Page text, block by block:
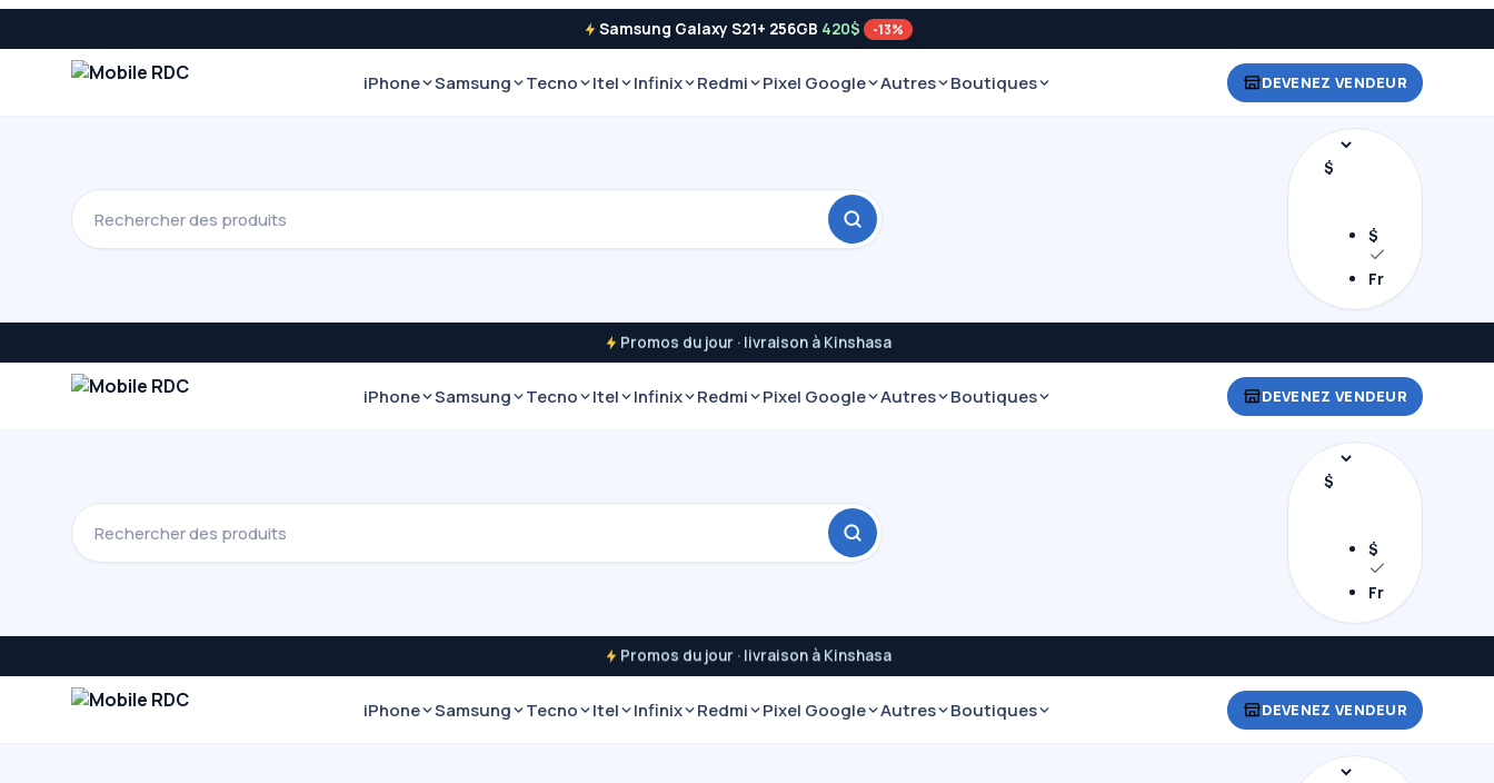
Samsung Galaxy S21+ 256GB 420$ -13%
iPhone Samsung Tecno Itel Infinix Redmi Pixel Google Autres Boutiques DEVENEZ VENDEUR
$
$
Fr
Promos du jour · livraison à Kinshasa
iPhone Samsung Tecno Itel Infinix Redmi Pixel Google Autres Boutiques DEVENEZ VENDEUR
$
$
Fr
Promos du jour · livraison à Kinshasa
iPhone Samsung Tecno Itel Infinix Redmi Pixel Google Autres Boutiques DEVENEZ VENDEUR